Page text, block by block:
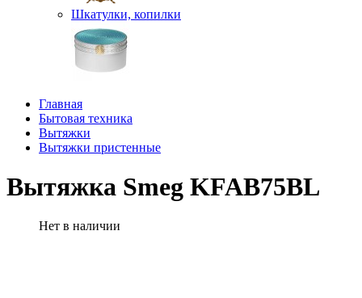
Шкатулки, копилки
Главная
Бытовая техника
Вытяжки
Вытяжки пристенные
Вытяжка Smeg KFAB75BL
Нет в наличии